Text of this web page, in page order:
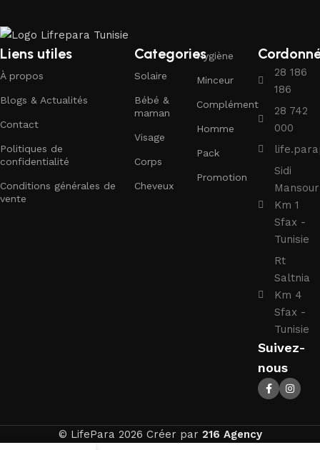
Liens utiles
À propos
Blogs & Actualités
Contact
Politiques de
confidentialité
Conditions générales de
vente
Categories
Solaire
Bébé &
maman
Visage
Corps
Cheveux
Hygiène
Minceur
Complément
Homme
Pack
Promotion
28 186
186
28 742
000
Sidi
Mansour
Km 1
Sfax -
Tunisie
Rt
Saltnia
Km 4
Sfax -
Tunisie
Suivez-
nous
© LifePara 2026 Créer par 216 Agency